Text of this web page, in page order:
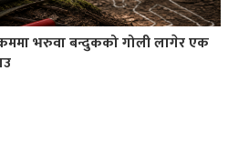
भरुवा बन्दुकको गोली लागेर एक